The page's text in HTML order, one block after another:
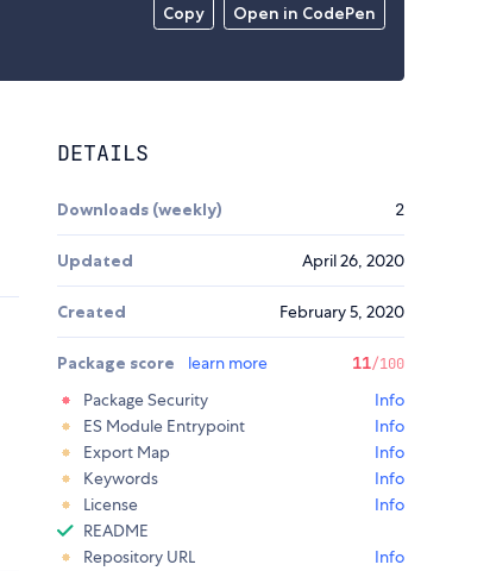
Copy Open in CodePen
DETAILS
Downloads (weekly) 2
Updated April 26, 2020
Created February 5, 2020
Package score learn more 11/100
Package Security
Info
ES Module Entrypoint
Info
Export Map
Info
Keywords
Info
License
Info
README
Repository URL
Info